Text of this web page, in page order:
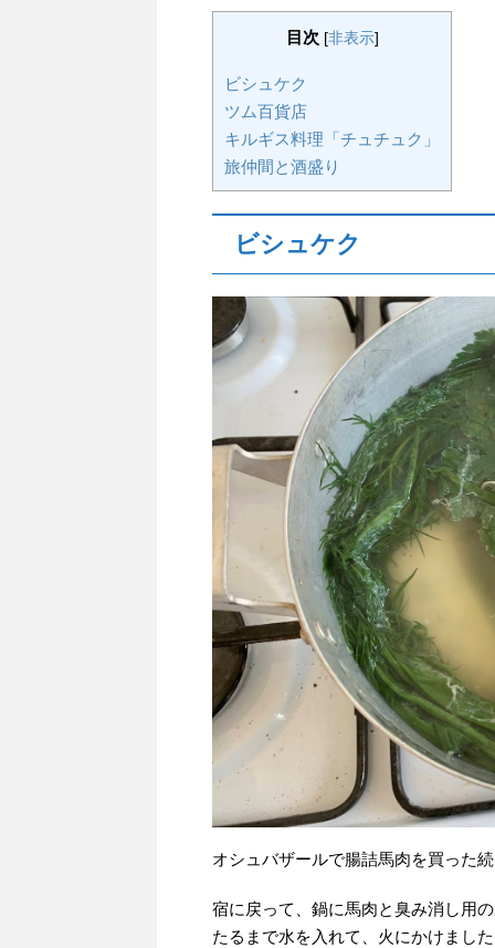
目次 [非表示]
ビシュケク
ツム百貨店
キルギス料理「チュチュク」
旅仲間と酒盛り
ビシュケク
オシュバザールで腸詰馬肉を買った
宿に戻って、鍋に馬肉と臭み消し用
たるまで水を入れて、火にかけまし